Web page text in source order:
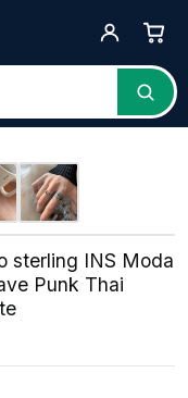
sterling INS Moda
Punk Thai